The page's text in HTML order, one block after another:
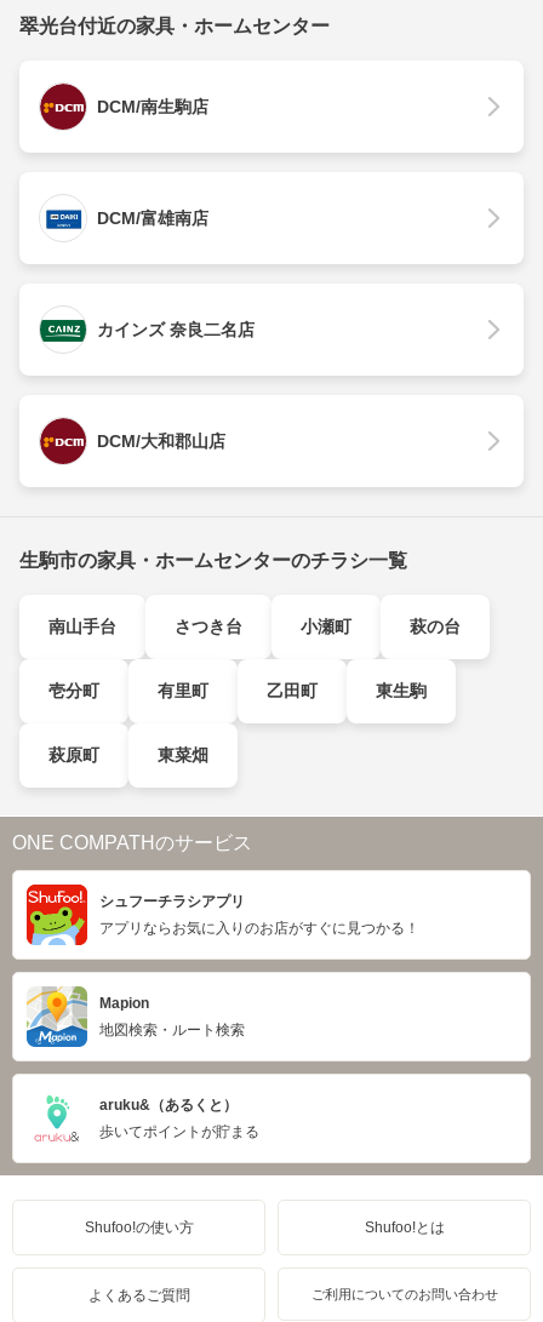
翠光台付近の家具・ホームセンター
DCM/南生駒店
DCM/富雄南店
カインズ 奈良二名店
DCM/大和郡山店
生駒市の家具・ホームセンターのチラシ一覧
南山手台 さつき台 小瀬町 萩の台
壱分町 有里町 乙田町 東生駒
萩原町 東菜畑
ONE COMPATHのサービス
シュフーチラシアプリ
アプリならお気に入りのお店がすぐに見つかる！
Mapion
地図検索・ルート検索
aruku&（あるくと）
歩いてポイントが貯まる
Shufoo!の使い方 Shufoo!とは
よくあるご質問 ご利用についてのお問い合わせ